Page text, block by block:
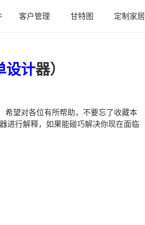
客户管理 甘特图 定制家居
设计器）
希望对各位有所帮助，不要忘了收藏本
进行解释，如果能碰巧解决你现在面临